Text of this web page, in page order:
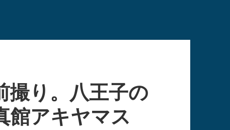
撮り。八王子の
館アキヤマス